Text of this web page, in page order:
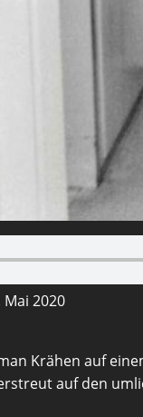
Mai 2020
Krähen auf
auf den